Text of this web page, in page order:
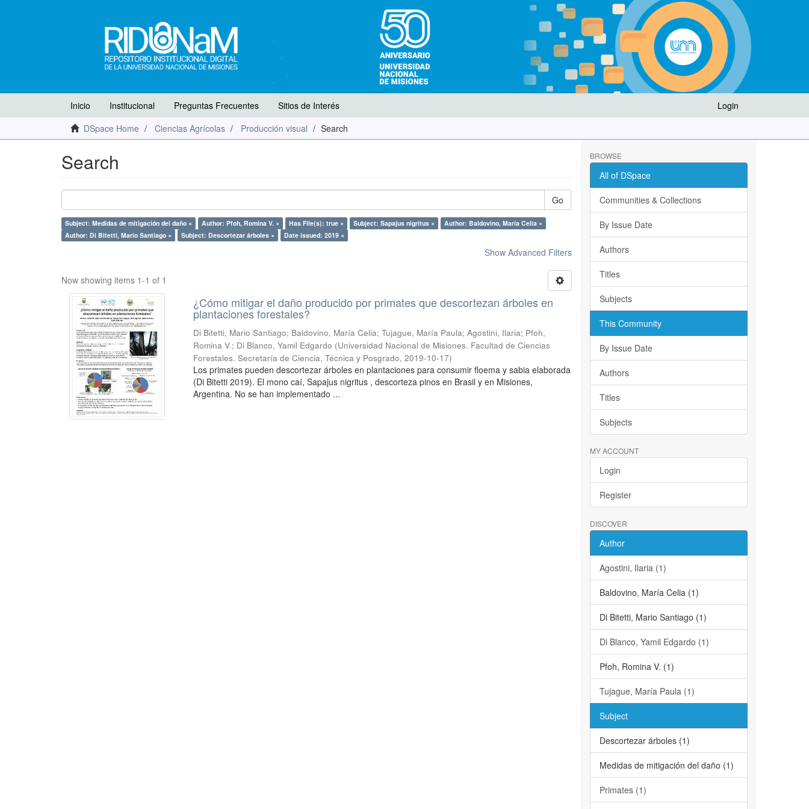
Login
Inicio Institucional Preguntas Frecuentes
Sitios de Interés
DSpace Home
Ciencias Agrícolas Producción visual Search
Search
Go
Subject: Medidas de mitigación del daño × Author: Pfoh, Romina V. × Has File(s): true × Subject: Sapajus nigritus ×
Author: Baldovino, María Celia ×
Author: Di Bitetti, Mario Santiago ×
Subject: Descortezar árboles × Date issued: 2019 ×
Show Advanced Filters
Now showing items 1-1 of 1
¿Cómo mitigar el daño producido por primates que descortezan árboles en
plantaciones forestales?
Di Bitetti, Mario Santiago; Baldovino, María Celia; Tujague, María Paula; Agostini, Ilaria; Pfoh,
Romina V.; Di Blanco, Yamil Edgardo (Universidad Nacional de Misiones. Facultad de Ciencias
Forestales. Secretaría de Ciencia, Técnica y Posgrado,2019-10-17)
Los primates pueden descortezar árboles en plantaciones para consumir floema y sabia elaborada
(Di Bitetti 2019). El mono caí, Sapajus nigritus , descorteza pinos en Brasil y en Misiones,
Argentina. No se han implementado ...
BROWSE
All of DSpace
Communities & Collections
By Issue Date
Authors
Titles
Subjects
This Community
By Issue Date
Authors
Titles
Subjects
MY ACCOUNT
Login
Register
DISCOVER
Author
Agostini, Ilaria (1)
Baldovino, María Celia (1)
Di Bitetti, Mario Santiago (1)
Di Blanco, Yamil Edgardo (1)
Pfoh, Romina V. (1)
Tujague, María Paula (1)
Subject
Descortezar árboles (1)
Medidas de mitigación del daño (1)
Primates (1)